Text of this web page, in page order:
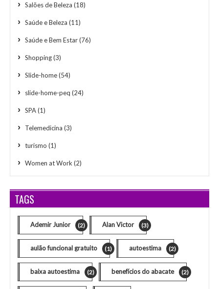
Salões de Beleza (18)
Saúde e Beleza (11)
Saúde e Bem Estar(76)
Shopping(3)
Slide-home(54)
slide-home-peq (24)
SPA(1)
Telemedicina (3)
turismo (1)
Women at Work (2)
TAGS
Ademir Junior (2) Alan Victor (3)
aulão funcional gratuito (1) autoestima (2)
baixa autoestima (2) benefícios do abacate (2)